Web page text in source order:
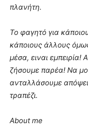
πλανήτη.
Το φαγητό για
κάποιους άλλους
μέσα, ειναι εμπειρία!
ζήσουμε παρέα! Να
ανταλλάσουμε
τραπέζι.
About me